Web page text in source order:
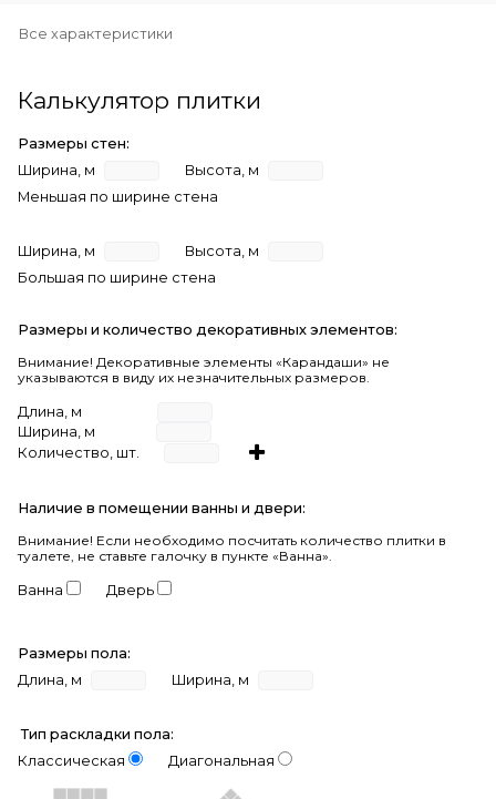
Все характеристики
Калькулятор плитки
Размеры стен:
Ширина, м
Высота, м
Меньшая по ширине стена
Ширина, м
Высота, м
Большая по ширине стена
Размеры и количество декоративных элементов:
Внимание! Декоративные элементы «Карандаши» не
указываются в виду их незначительных размеров.
Длина, м
Ширина, м
Количество, шт.
Наличие в помещении ванны и двери:
Внимание! Если необходимо посчитать количество плитки в
туалете, не ставьте галочку в пункте «Ванна».
Ванна Дверь
Размеры пола:
Длина, м
Ширина, м
Тип раскладки пола:
Классическая
Диагональная